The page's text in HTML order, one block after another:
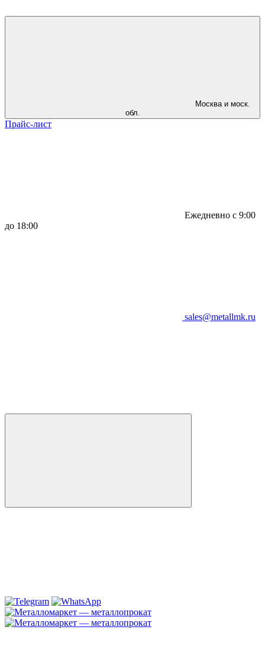
Москва и моск.
обл.
Прайс-лист
Ежедневно с 9:00
до 18:00
sales@metallmk.ru